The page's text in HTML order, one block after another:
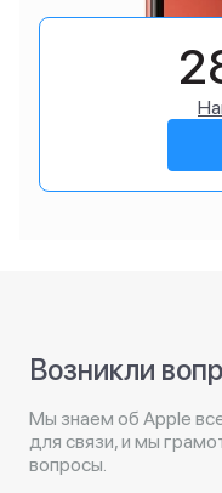
Возникли
Мы знаем об Apple
для связи, и мы
вопросы.